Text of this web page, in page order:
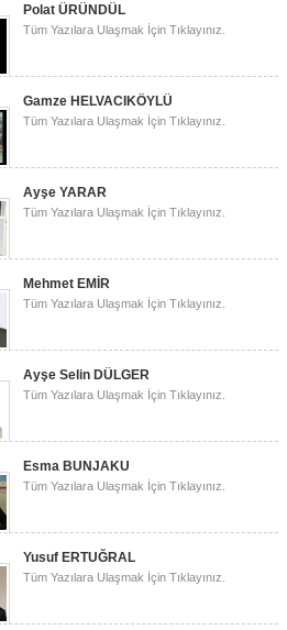
Polat ÜRÜNDÜL
Tüm Yazılara Ulaşmak İçin Tıklayınız.
Gamze HELVACIKÖYLÜ
Tüm Yazılara Ulaşmak İçin Tıklayınız.
Ayşe YARAR
Tüm Yazılara Ulaşmak İçin Tıklayınız.
Mehmet EMİR
Tüm Yazılara Ulaşmak İçin Tıklayınız.
Ayşe Selin DÜLGER
Tüm Yazılara Ulaşmak İçin Tıklayınız.
Esma BUNJAKU
Tüm Yazılara Ulaşmak İçin Tıklayınız.
Yusuf ERTUĞRAL
Tüm Yazılara Ulaşmak İçin Tıklayınız.